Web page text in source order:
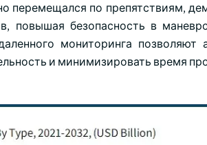
перемещался по препятствиям,
повышая безопасность в
мониторинга позволяют
и минимизировать время